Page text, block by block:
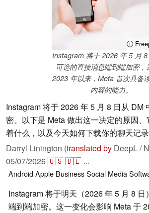
ⓘ
Instagram 将于 2026 年 5 月
可选的直接消息端到端加密，
2023 年以来，Meta 首次具备
内容的能力。
Instagram 将于 2026 年 5 月 8 日从 DM
密。以下是 Meta 做出这一决定的原因
着什么，以及今天如何下载你的聊天记录
Darryl Linington (translated by DeepL /
05/07/2026🇺🇸🇩🇪 ...
AndroidApple BusinessSocial Media
Instagram 将于明天（2026 年 5 月 8
端到端加密。这一变化会影响 Meta 于